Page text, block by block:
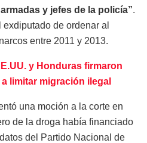
y jefes de la policía”.
de ordenar al
entre 2011 y 2013.
y Honduras firmaron
limitar migración ilegal
una moción a la corte en
de la droga había financiado
del Partido Nacional de